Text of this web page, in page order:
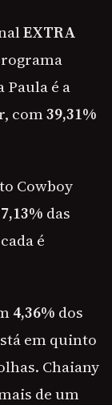
EXTRA
é a
com39,31%
Cowboy
das
é
4,36% dos
em quinto
Chaiany
de um